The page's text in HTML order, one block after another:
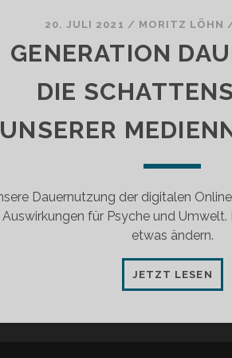
20. JULI 2021 / MORITZ LÖHN
GENERATION
DIE
UNSERER
Dauernutzung der digitalen
Auswirkungen für Psyche und
etwas ändern.
JETZT LESEN